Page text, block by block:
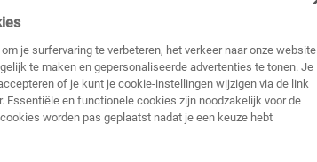
gebalanceerde lengte en breedte. De
je surfervaring te verbeteren, het verkeer naar onze website
te maken en gepersonaliseerde advertenties te tonen. Je
of je kunt je cookie-instellingen wijzigen via de link
Essentiële en functionele cookies zijn noodzakelijk voor de
worden pas geplaatst nadat je een keuze hebt